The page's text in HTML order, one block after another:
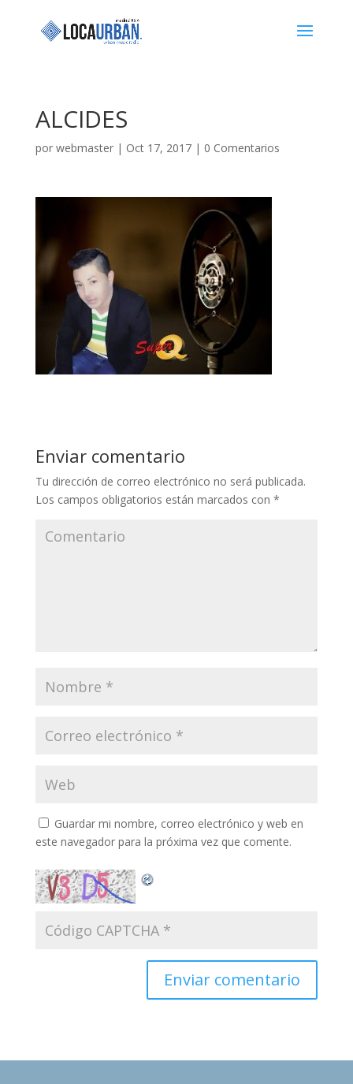
ALCIDES
por webmaster| Oct 17, 2017| 0 Comentarios
Enviar comentario
Tu dirección de correo electrónico no será publicada.
Los campos obligatorios están marcados con *
Guardar mi nombre, correo electrónico y web en
este navegador para la próxima vez que comente.